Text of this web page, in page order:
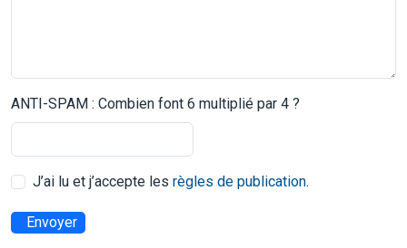
ANTI-SPAM : Combien font 6 multiplié par 4 ?
J’ai lu et j’accepte les règles de publication.
Envoyer